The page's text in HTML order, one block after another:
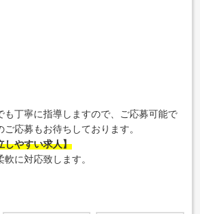
も丁寧に指導しますので、ご応募可能で
応募もお待ちしております。
しやすい求人】
に対応致します。